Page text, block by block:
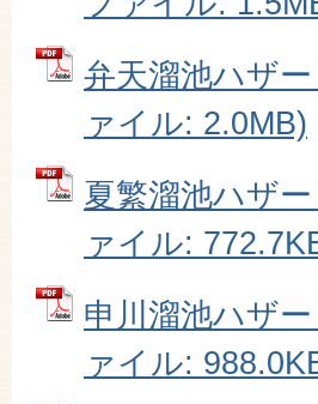
弁天溜池ハザ
ァイル: 2.0MB)
夏繁溜池ハザ
ァイル:
申川溜池ハザ
ァイル: